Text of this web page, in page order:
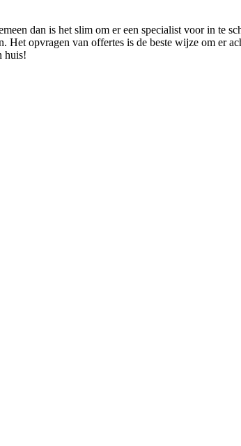
dan is het slim om er een specialist voor in te
opvragen van offertes is de beste wijze om er
huis!